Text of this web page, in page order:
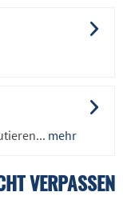
mehr
VERPASSEN